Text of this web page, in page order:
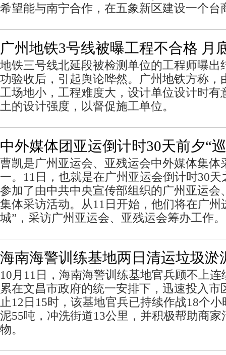
希望能与南宁合作，在五象新区建设一个台
广州地铁3号线被曝工程不合格 月
地铁三号线北延段被检测单位的工程师曝出
功验收后，引起舆论哗然。广州地铁方称，
工场地小，工程难度大，设计单位设计时有
土的设计强度，以督促施工单位。
中外媒体团亚运倒计时30天前夕“
曹凯是广州亚运会、亚残运会中外媒体集体
一。11日，也就是在广州亚运会倒计时30天
参加了由中共中央宣传部组织的广州亚运会
集体采访活动。从11日开始，他们将在广州
城”，采访广州亚运会、亚残运会筹办工作。
海南海警训练基地两日清运垃圾淤
10月11日，海南海警训练基地官兵顾不上
累在文昌市政府的统一安排下，迅速投入市
止12日15时，该基地官兵已持续作战18个
泥55吨，冲洗街道13公里，并积极帮助商
物。